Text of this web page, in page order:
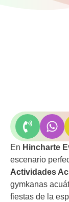
En Hincharte
escenario
Actividades
gymkanas
fiestas de la